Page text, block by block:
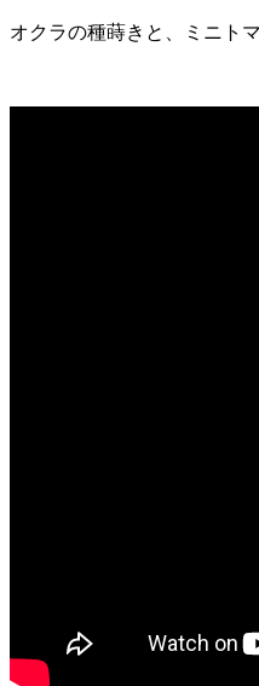
オクラの種蒔きと、ミニト